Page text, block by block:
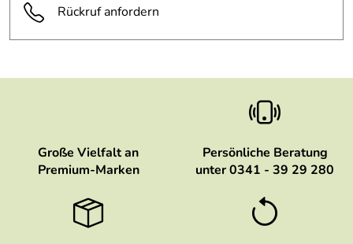
be green: Umwelt-Qualitäts-
Siegel
Rückruf anfordern
Große Vielfalt an
Premium-Marken
Persönliche Beratung
unter 0341 - 39 29 280